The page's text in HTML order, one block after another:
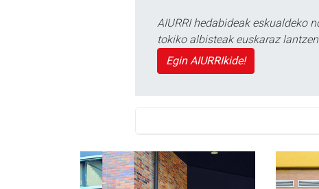
AIURRI hedabideak eskualdeko
tokiko albisteak euskaraz
Egin AIURRIkide!